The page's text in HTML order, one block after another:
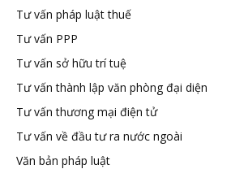
Tư vấn pháp luật thuế
Tư vấn PPP
Tư vấn sở hữu trí tuệ
Tư vấn thành lập văn phòng đại diện
Tư vấn thương mại điện tử
Tư vấn về đầu tư ra nước ngoài
Văn bản pháp luật